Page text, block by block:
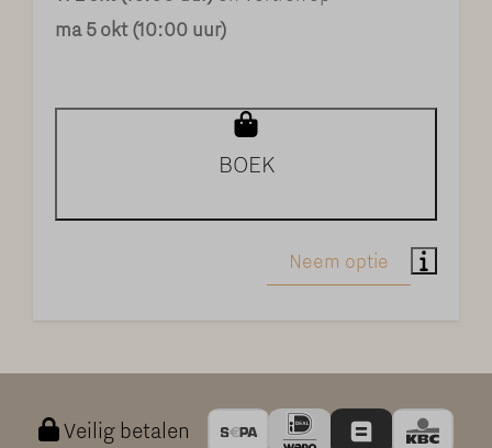
ma 5 okt (10:00 uur)
BOEK
Veilig betalen